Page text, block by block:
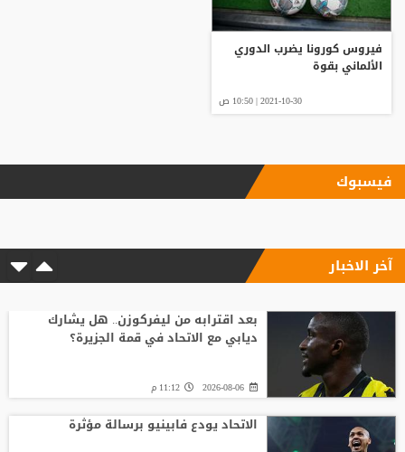
فيروس كورونا يضرب الدوري
الألماني بقوة
2021-10-30 | 10:50 ص
فيسبوك
آخر الاخبار
بعد اقترابه من ليفركوزن.. هل يشارك
ديابي مع الاتحاد في قمة الجزيرة؟
2026-08-06 11:12 م
الاتحاد يودع فابينيو برسالة مؤثرة